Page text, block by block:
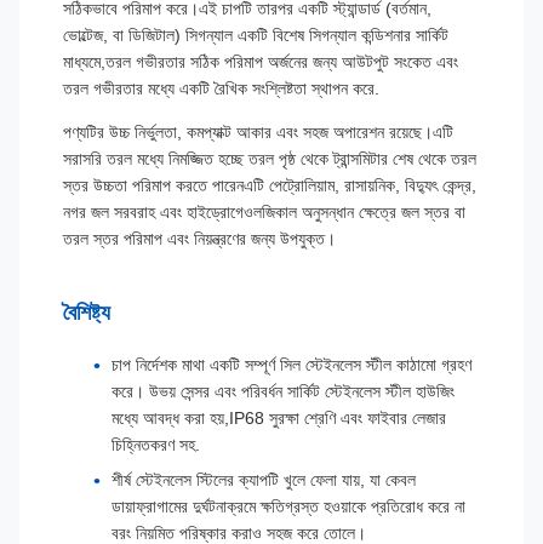
সঠিকভাবে পরিমাপ করে।এই চাপটি তারপর একটি স্ট্যান্ডার্ড (বর্তমান,
ভোল্টেজ, বা ডিজিটাল) সিগন্যাল একটি বিশেষ সিগন্যাল কন্ডিশনার সার্কিট
মাধ্যমে,তরল গভীরতার সঠিক পরিমাপ অর্জনের জন্য আউটপুট সংকেত এবং
তরল গভীরতার মধ্যে একটি রৈখিক সংশ্লিষ্টতা স্থাপন করে.
পণ্যটির উচ্চ নির্ভুলতা, কমপ্যাক্ট আকার এবং সহজ অপারেশন রয়েছে।এটি
সরাসরি তরল মধ্যে নিমজ্জিত হচ্ছে তরল পৃষ্ঠ থেকে ট্রান্সমিটার শেষ থেকে তরল
স্তর উচ্চতা পরিমাপ করতে পারেনএটি পেট্রোলিয়াম, রাসায়নিক, বিদ্যুৎ কেন্দ্র,
নগর জল সরবরাহ এবং হাইড্রোগেওলজিকাল অনুসন্ধান ক্ষেত্রে জল স্তর বা
তরল স্তর পরিমাপ এবং নিয়ন্ত্রণের জন্য উপযুক্ত।
বৈশিষ্ট্য
চাপ নির্দেশক মাথা একটি সম্পূর্ণ সিল স্টেইনলেস স্টীল কাঠামো গ্রহণ
করে। উভয় সেন্সর এবং পরিবর্ধন সার্কিট স্টেইনলেস স্টীল হাউজিং
মধ্যে আবদ্ধ করা হয়,IP68 সুরক্ষা শ্রেণি এবং ফাইবার লেজার
চিহ্নিতকরণ সহ.
শীর্ষ স্টেইনলেস স্টিলের ক্যাপটি খুলে ফেলা যায়, যা কেবল
ডায়াফ্রাগামের দুর্ঘটনাক্রমে ক্ষতিগ্রস্ত হওয়াকে প্রতিরোধ করে না
বরং নিয়মিত পরিষ্কার করাও সহজ করে তোলে।